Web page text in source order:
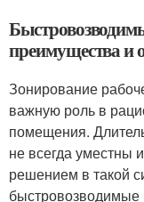
преимущества и
Зонирование
важную роль в
помещения.
не всегда
решением в такой
быстровозводимые